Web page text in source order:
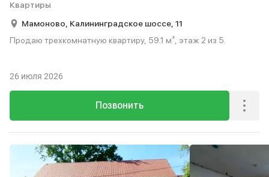
Квартиры
Мамоново, Калининградское шоссе, 11
Продаю трехкомнатную квартиру, 59.1 м², этаж 2 из 5.
Позвонить
26 июля 2026